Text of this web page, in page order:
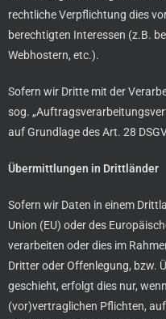
rechtliche Verpflichtung dies
berechtigten Interessen (z.B.
Webhostern, etc.).
Sofern wir Dritte mit der
sog.
auf Grundlage des Art. 28
Übermittlungen in Drittländer
Sofern wir Daten in einem
Union (EU) oder des
verarbeiten oder dies im
Dritter oder Offenlegung, bzw.
geschieht, erfolgt dies nur,
(vor)vertraglichen Pflichten,